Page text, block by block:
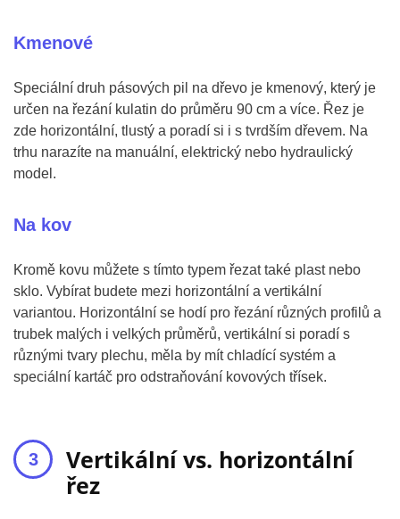
Kmenové
Speciální druh pásových pil na dřevo je kmenový, který je
určen na řezání kulatin do průměru 90 cm a více. Řez je
zde horizontální, tlustý a poradí si i s tvrdším dřevem. Na
trhu narazíte na manuální, elektrický nebo hydraulický
model.
Na kov
Kromě kovu můžete s tímto typem řezat také plast nebo
sklo. Vybírat budete mezi horizontální a vertikální
variantou. Horizontální se hodí pro řezání různých profilů a
trubek malých i velkých průměrů, vertikální si poradí s
různými tvary plechu, měla by mít chladící systém a
speciální kartáč pro odstraňování kovových třísek.
Vertikální vs. horizontální
řez